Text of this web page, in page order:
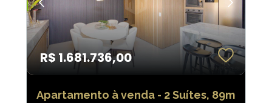
R$ 1.681.736,00
Apartamento à venda - 2 Suítes, 89m